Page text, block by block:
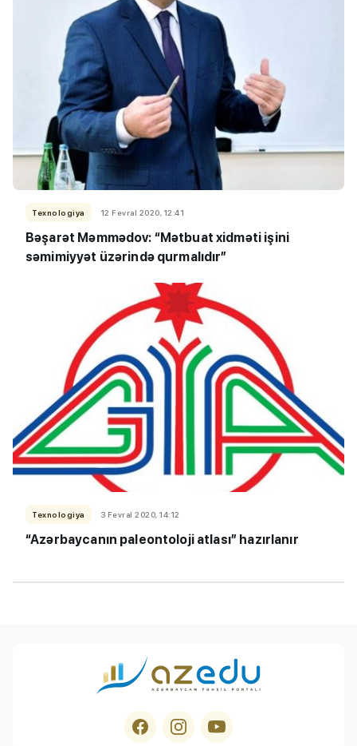
Texnologiya 12 Fevral 2020, 12:41
Bəşarət Məmmədov: “Mətbuat xidməti işini
səmimiyyət üzərində qurmalıdır”
Texnologiya 3 Fevral 2020, 14:12
“Azərbaycanın paleontoloji atlası” hazırlanır